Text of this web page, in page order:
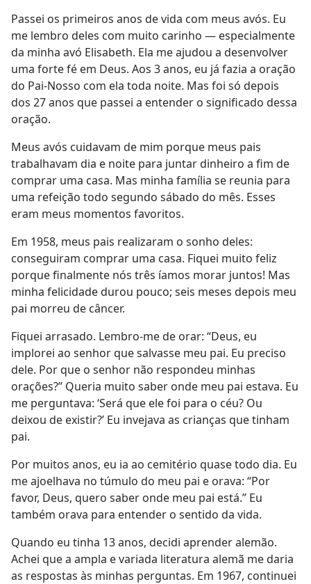
Passei os primeiros anos de vida com meus avós. Eu
me lembro deles com muito carinho — especialmente
da minha avó Elisabeth. Ela me ajudou a desenvolver
uma forte fé em Deus. Aos 3 anos, eu já fazia a oração
do Pai-Nosso com ela toda noite. Mas foi só depois
dos 27 anos que passei a entender o significado dessa
oração.
Meus avós cuidavam de mim porque meus pais
trabalhavam dia e noite para juntar dinheiro a fim de
comprar uma casa. Mas minha família se reunia para
uma refeição todo segundo sábado do mês. Esses
eram meus momentos favoritos.
Em 1958, meus pais realizaram o sonho deles:
conseguiram comprar uma casa. Fiquei muito feliz
porque finalmente nós três íamos morar juntos! Mas
minha felicidade durou pouco; seis meses depois meu
pai morreu de câncer.
Fiquei arrasado. Lembro-me de orar: “Deus, eu
implorei ao senhor que salvasse meu pai. Eu preciso
dele. Por que o senhor não respondeu minhas
orações?” Queria muito saber onde meu pai estava. Eu
me perguntava: ‘Será que ele foi para o céu? Ou
deixou de existir?’ Eu invejava as crianças que tinham
pai.
Por muitos anos, eu ia ao cemitério quase todo dia. Eu
me ajoelhava no túmulo do meu pai e orava: “Por
favor, Deus, quero saber onde meu pai está.” Eu
também orava para entender o sentido da vida.
Quando eu tinha 13 anos, decidi aprender alemão.
Achei que a ampla e variada literatura alemã me daria
as respostas às minhas perguntas. Em 1967, continuei